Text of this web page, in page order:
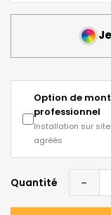
Option de
professionnel
Installation sur
agréés
Quantité -